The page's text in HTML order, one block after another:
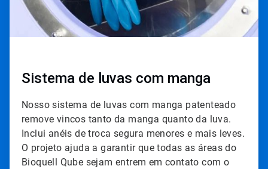
Sistema de luvas com manga
Nosso sistema de luvas com manga patenteado
remove vincos tanto da manga quanto da luva.
Inclui anéis de troca segura menores e mais leves.
O projeto ajuda a garantir que todas as áreas do
Bioquell Qube sejam entrem em contato com o